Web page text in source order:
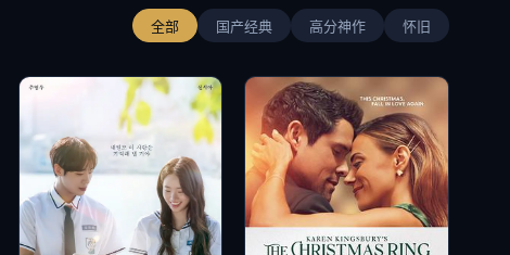
全部 国产经典 高分神作 怀旧